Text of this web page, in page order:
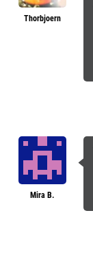
Thorbjoern
Mira B.